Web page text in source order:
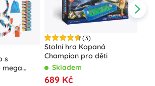
s
mega
(3)
Stolní hra Kopaná
Champion pro děti
Skladem
689 Kč